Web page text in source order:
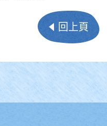
回上頁